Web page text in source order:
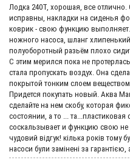
Лодка 240Т, хорошая, все отлично.
исправны, накладки на сиденья
коврик - свою функцию выполняет.
ножного насоса, шланг
полуоборотный разьём плохо
С этим мерился пока не
стала пропускать воздух. Она
покрытой тонким слоем
Придется покупать новый. Аква
сделайте на нем скобу, которая
состоянии, а то ...
соскальзывает и функцию свою
чудовий вiдгук! кілька років тому
насоси були замінені за